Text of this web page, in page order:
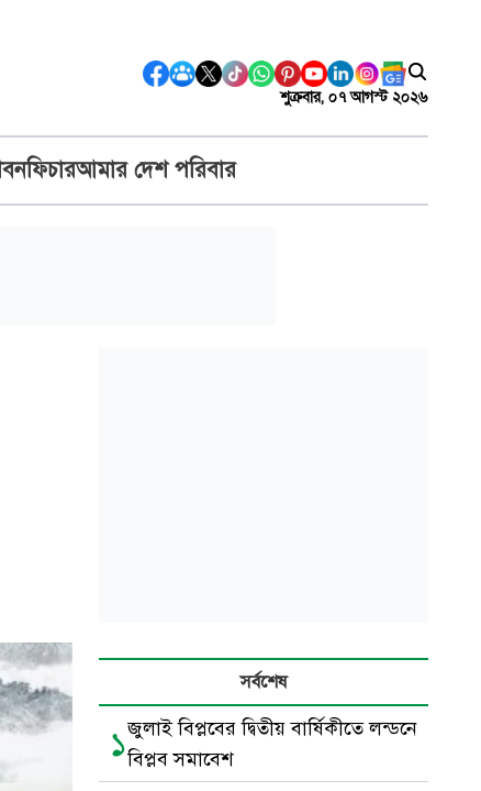
শুক্রবার, ০৭ আগস্ট ২০২৬
ফিচারআমার দেশ পরিবার
সর্বশেষ
১জুলাই বিপ্লবের দ্বিতীয় বার্ষিকীতে লন্ডনে
বিপ্লব সমাবেশ